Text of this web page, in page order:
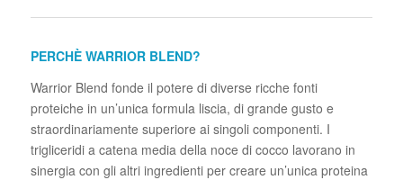
PERCHÈ WARRIOR BLEND?
Warrior Blend fonde il potere di diverse ricche fonti
proteiche in un’unica formula liscia, di grande gusto e
straordinariamente superiore ai singoli componenti. I
trigliceridi a catena media della noce di cocco lavorano in
sinergia con gli altri ingredienti per creare un’unica proteina